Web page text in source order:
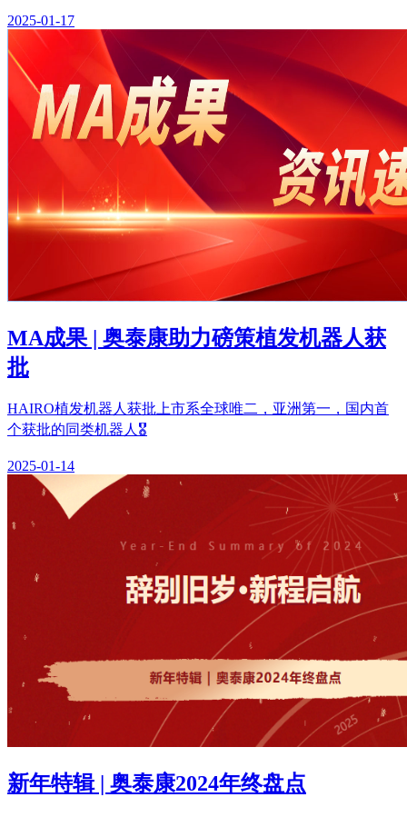
2025-01-17
MA成果 | 奥泰康助力磅策植发机器人获
批
HAIRO植发机器人获批上市系全球唯二，亚洲第一，国内首
个获批的同类机器人🎖️
2025-01-14
新年特辑 | 奥泰康2024年终盘点